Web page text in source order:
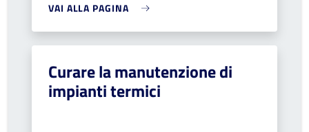
VAI ALLA PAGINA
Curare la manutenzione di
impianti termici